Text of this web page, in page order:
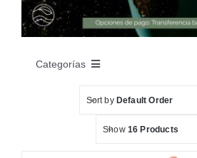
Categorías
Sort by Default Order
Show 16 Products